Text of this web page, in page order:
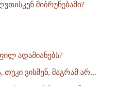
მიბრუნებაში?
ადამიანებს?
ვისმენ, მაგრამ არ...